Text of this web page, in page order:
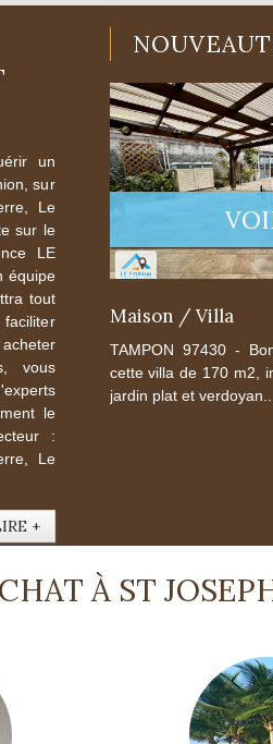
un
sur
Le
sur le
LE
équipe
tout
vous
le
:
Le
+
Maison / Villa
TAMPON 97430 -
cette villa de 170 m2,
jardin plat et verdoyan...
À ST